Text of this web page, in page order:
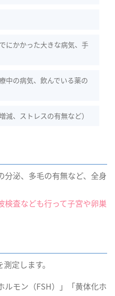
にかかった大きな病気、手
中の病気、飲んでいる薬の
減、ストレスの有無など）
分泌、多毛の有無など、全身
検査なども行って子宮や卵巣
定します。
ルモン（FSH）」「黄体化ホ